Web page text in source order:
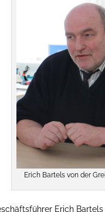
Erich Bartels von der
Erich Bartels